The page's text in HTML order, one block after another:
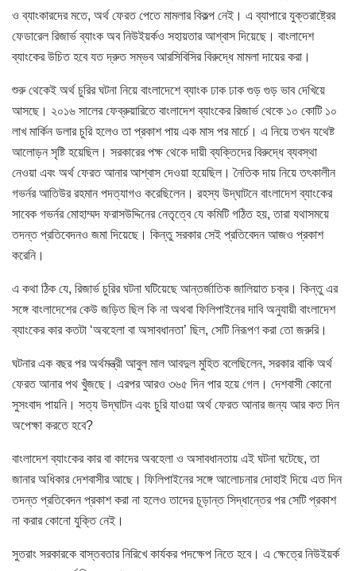
ও ব্যাংকারদের মতে, অর্থ ফেরত পেতে মামলার বিকল্প নেই। এ ব্যাপারে যুক্তরাষ্ট্রের
ফেডারেল রিজার্ভ ব্যাংক অব নিউইয়র্কও সহায়তার আশ্বাস দিয়েছে। বাংলাদেশ
ব্যাংকের উচিত হবে যত দ্রুত সম্ভব আরসিবিসির বিরুদ্ধে মামলা দায়ের করা।
শুরু থেকেই অর্থ চুরির ঘটনা নিয়ে বাংলাদেশে ব্যাংক ঢাক ঢাক গুড় গুড় ভাব দেখিয়ে
আসছে। ২০১৬ সালের ফেব্রুয়ারিতে বাংলাদেশ ব্যাংকের রিজার্ভ থেকে ১০ কোটি ১০
লাখ মার্কিন ডলার চুরি হলেও তা প্রকাশ পায় এক মাস পর মার্চে। এ নিয়ে তখন যথেষ্ট
আলোড়ন সৃষ্টি হয়েছিল। সরকারের পক্ষ থেকে দায়ী ব্যক্তিদের বিরুদ্ধে ব্যবস্থা
নেওয়া এবং অর্থ ফেরত আনার আশ্বাস দেওয়া হয়েছিল। নৈতিক দায় নিয়ে তৎকালীন
গভর্নর আতিউর রহমান পদত্যাগও করেছিলেন। রহস্য উদ্‌ঘাটনে বাংলাদেশ ব্যাংকের
সাবেক গভর্নর মোহাম্মদ ফরাসউদ্দিনের নেতৃত্বে যে কমিটি গঠিত হয়, তারা যথাসময়ে
তদন্ত প্রতিবেদনও জমা দিয়েছে। কিন্তু সরকার সেই প্রতিবেদন আজও প্রকাশ
করেনি।
এ কথা ঠিক যে, রিজার্ভ চুরির ঘটনা ঘটিয়েছে আন্তর্জাতিক জালিয়াত চক্র। কিন্তু এর
সঙ্গে বাংলাদেশের কেউ জড়িত ছিল কি না অথবা ফিলিপাইনের দাবি অনুযায়ী বাংলাদেশ
ব্যাংকের কার কতটা ‘অবহেলা বা অসাবধানতা’ ছিল, সেটি নিরূপণ করা তো জরুরি।
ঘটনার এক বছর পর অর্থমন্ত্রী আবুল মাল আবদুল মুহিত বলেছিলেন, সরকার বাকি অর্থ
ফেরত আনার পথ খুঁজছে। এরপর আরও ৩৬৫ দিন পার হয়ে গেল। দেশবাসী কোনো
সুসংবাদ পায়নি। সত্য উদ্‌ঘাটন এবং চুরি যাওয়া অর্থ ফেরত আনার জন্য আর কত দিন
অপেক্ষা করতে হবে?
বাংলাদেশ ব্যাংকের কার বা কাদের অবহেলা ও অসাবধানতায় এই ঘটনা ঘটেছে, তা
জানার অধিকার দেশবাসীর আছে। ফিলিপাইনের সঙ্গে আলোচনার দোহাই দিয়ে এত দিন
তদন্ত প্রতিবেদন প্রকাশ করা না হলেও তাদের চূড়ান্ত সিদ্ধান্তের পর সেটি প্রকাশ
না করার কোনো যুক্তি নেই।
সুতরাং সরকারকে বাস্তবতার নিরিখে কার্যকর পদক্ষেপ নিতে হবে। এ ক্ষেত্রে নিউইয়র্ক